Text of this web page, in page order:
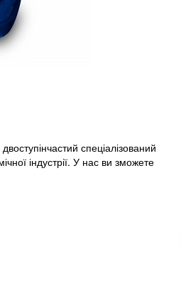
спеціалізований
індустрії. У нас ви зможете